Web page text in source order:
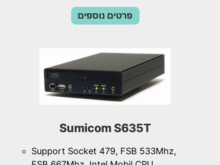
פרטים נוספים
Sumicom S635T
Support Socket 479, FSB 533Mhz,